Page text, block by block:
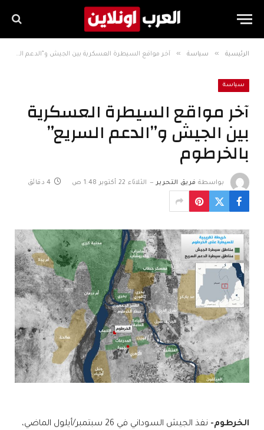
الرئيسية » سياسة » آخر مواقع السيطرة العسكرية بين الجيش و”الدعم السريع” بالخرطوم
سياسة
آخر مواقع السيطرة العسكرية
بين الجيش و”الدعم السريع”
بالخرطوم
بواسطة فريق التحرير الثلاثاء 22 أكتوبر 1:48 ص 4 دقائق
الخرطوم-
نفذ الجيش السوداني في 26 سبتمبر/أيلول الماضي،